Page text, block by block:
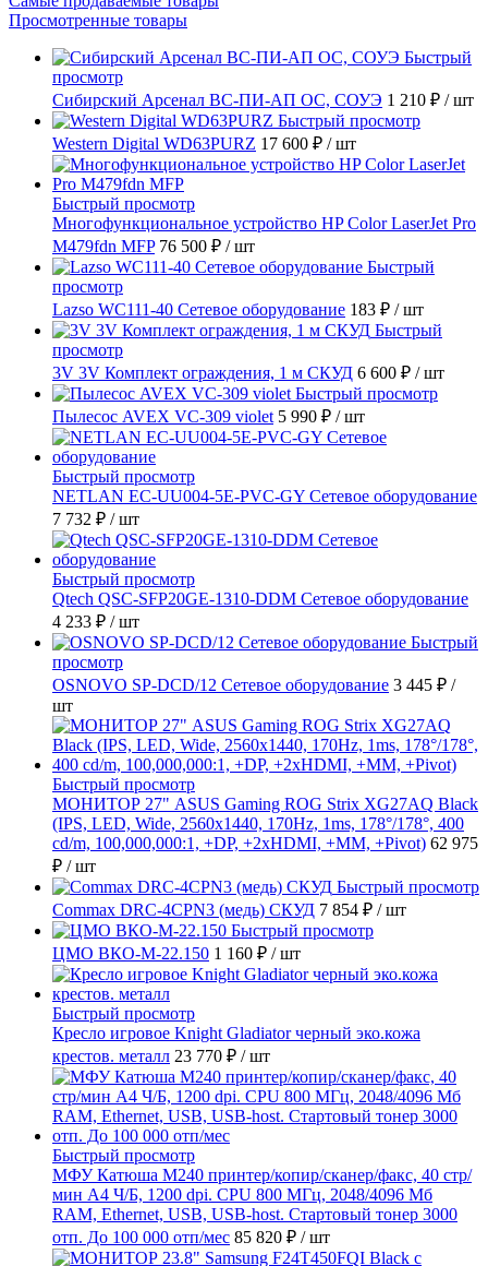
Просмотренные товары
Быстрый
просмотр
Сибирский Арсенал ВС-ПИ-АП ОС, СОУЭ 1 210 ₽ / шт
Быстрый просмотр
Western Digital WD63PURZ 17 600 ₽ / шт
Быстрый просмотр
Многофункциональное устройство HP Color LaserJet Pro
M479fdn MFP 76 500 ₽ / шт
Быстрый
просмотр
Lazso WC111-40 Сетевое оборудование 183 ₽ / шт
Быстрый
просмотр
3V 3V Комплект ограждения, 1 м СКУД 6 600 ₽ / шт
Быстрый просмотр
Пылесос AVEX VC-309 violet 5 990 ₽ / шт
Быстрый просмотр
NETLAN EC-UU004-5E-PVC-GY Сетевое оборудование
7 732 ₽ / шт
Быстрый просмотр
Qtech QSC-SFP20GE-1310-DDM Сетевое оборудование
4 233 ₽ / шт
Быстрый
просмотр
OSNOVO SP-DCD/12 Сетевое оборудование 3 445 ₽ /
шт
Быстрый просмотр
МОНИТОР 27" ASUS Gaming ROG Strix XG27AQ Black
(IPS, LED, Wide, 2560x1440, 170Hz, 1ms, 178°/178°, 400
cd/m, 100,000,000:1, +DP, +2хHDMI, +MM, +Pivot) 62 975
₽ / шт
Быстрый просмотр
Commax DRC-4CPN3 (медь) СКУД 7 854 ₽ / шт
Быстрый просмотр
ЦМО ВКО-М-22.150 1 160 ₽ / шт
Быстрый просмотр
Кресло игровое Knight Gladiator черный эко.кожа
крестов. металл 23 770 ₽ / шт
Быстрый просмотр
МФУ Катюша M240 принтер/копир/сканер/факс, 40 стр/
мин А4 Ч/Б, 1200 dpi. CPU 800 МГц, 2048/4096 Мб
RAM, Ethernet, USB, USB-host. Стартовый тонер 3000
отп. До 100 000 отп/мес 85 820 ₽ / шт